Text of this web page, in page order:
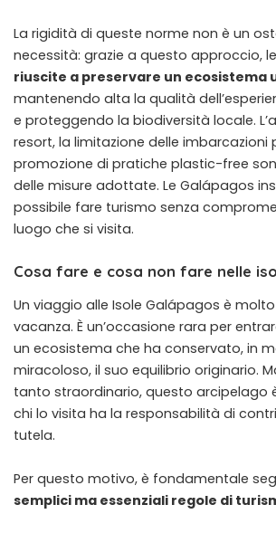
La rigidità di queste norme non è un
necessità: grazie a questo approccio,
riuscite a preservare un ecosistema
mantenendo alta la qualità
e proteggendo la biodiversità locale.
resort, la limitazione delle imbarcazioni
promozione di pratiche plastic-free
delle misure adottate. Le Galápagos
possibile fare turismo senza
luogo che si visita.
Cosa fare e cosa non fare nelle
Un viaggio alle Isole Galápagos è
vacanza. È un’occasione rara per
un ecosistema che ha conservato, in
miracoloso, il suo equilibrio originario.
tanto straordinario, questo arcipelago
chi lo visita ha la responsabilità di
tutela.
Per questo motivo, è fondamentale
semplici ma essenziali regole di